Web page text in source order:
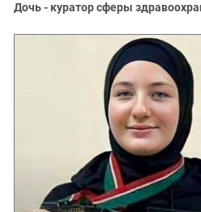
Дочь - куратор сферы